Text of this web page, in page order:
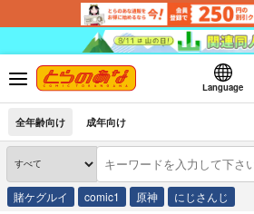
Language
全年齢向け 成年向け
賭ケグルイ comic1 原神 にじさんじ